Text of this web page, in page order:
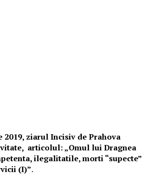
2019, ziarul Incisiv de Prahova
articolul: „Omul lui Dragnea
ilegalitatile, morti “supecte”
(I)”.